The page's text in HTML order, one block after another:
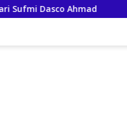
Course Leader